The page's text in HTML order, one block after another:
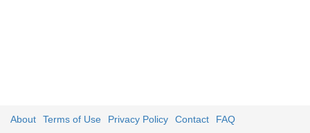
About Terms of Use Privacy Policy Contact FAQ